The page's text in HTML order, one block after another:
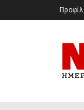
Προφίλ